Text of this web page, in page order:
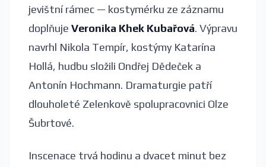
jevištní rámec — kostymérku ze záznamu
doplňuje Veronika Khek Kubařová. Výpravu
navrhl Nikola Tempír, kostýmy Katarína
Hollá, hudbu složili Ondřej Dědeček a
Antonín Hochmann. Dramaturgie patří
dlouholeté Zelenkově spolupracovnici Olze
Šubrtové.
Inscenace trvá hodinu a dvacet minut bez